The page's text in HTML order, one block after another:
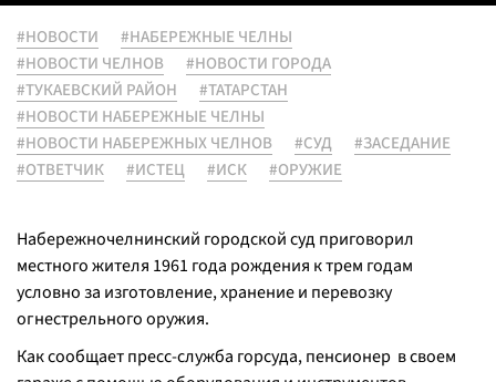
#НОВОСТИ
#НАБЕРЕЖНЫЕ ЧЕЛНЫ
#НОВОСТИ ЧЕЛНОВ
#НОВОСТИ ГОРОДА
#ТУКАЕВСКИЙ РАЙОН
#ТАТАРСТАН
#НОВОСТИ НАБЕРЕЖНЫЕ ЧЕЛНЫ
#НОВОСТИ НАБЕРЕЖНЫХ ЧЕЛНОВ
#СУД
#ЗАСЕДАНИЕ
#ОТВЕТЧИК
#ИСТЕЦ #ИСК #ОРУЖИЕ
Набережночелнинский городской суд приговорил
местного жителя 1961 года рождения к трем годам
условно за изготовление, хранение и перевозку
огнестрельного оружия.
Как сообщает пресс-служба горсуда, пенсионер в своем